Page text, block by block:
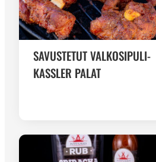
SAVUSTETUT VALKOSIPULI-
KASSLER PALAT